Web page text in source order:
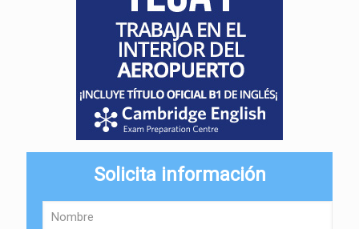
Solicita información